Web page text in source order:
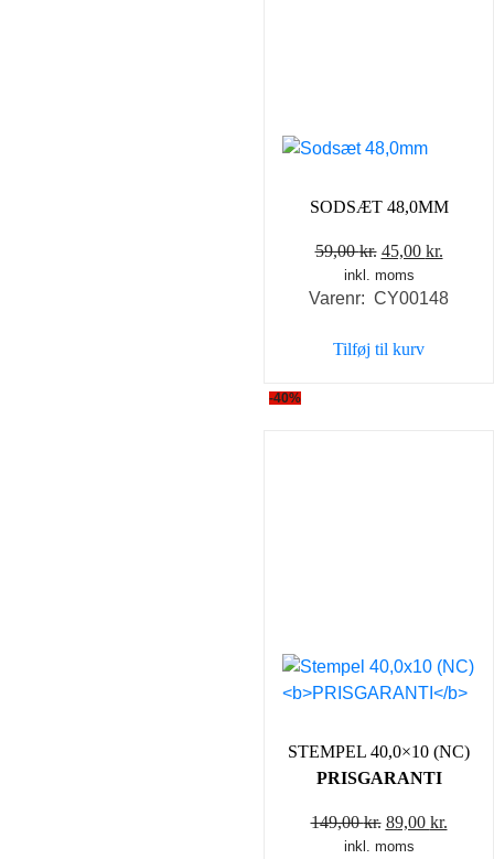
SODSÆT 48,0MM
59,00kr. Den
oprindelige
pris
59,00 kr..
45,00 kr.
pris
inkl. moms
Varenr: CY00148
Tilføj til kurv
-40%
STEMPEL 40,0×10 (NC)
PRISGARANTI
149,00kr. Den
oprindelige
89,00 kr.
inkl. moms